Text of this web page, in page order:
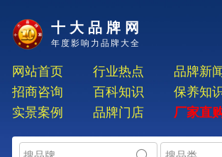
十大品牌网
年度影响力品牌大全
网站首页 行业热点 品牌新
招商咨询
百科知识 保养知
实景案例
品牌门店 厂家直